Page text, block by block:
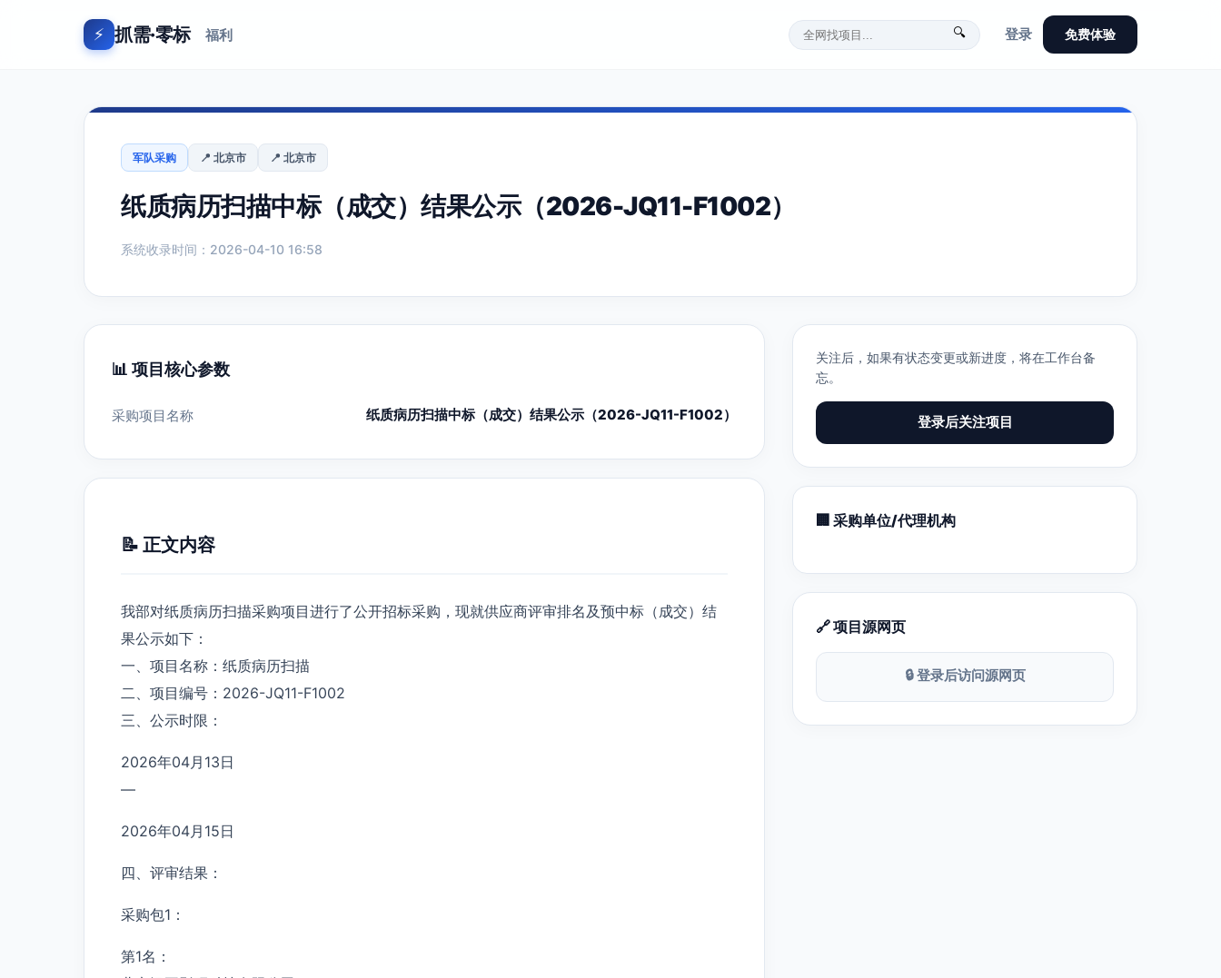
⚡ 抓需·零标 福利 🔍 登录 免费体验
军队采购 📍 北京市 📍 北京市
纸质病历扫描中标（成交）结果公示（2026-JQ11-F1002）
系统收录时间：2026-04-10 16:58
📊 项目核心参数
采购项目名称 纸质病历扫描中标（成交）结果公示（2026-JQ11-F1002）
📝 正文内容
我部对纸质病历扫描采购项目进行了公开招标采购，现就供应商评审排名及预中标（成交）结
果公示如下：
一、项目名称：纸质病历扫描
二、项目编号：2026-JQ11-F1002
三、公示时限：
2026年04月13日
—
2026年04月15日
四、评审结果：
采购包1：
第1名：
关注后，如果有状态变更或新进度，将在工作台备
忘。
登录后关注项目
🏢 采购单位/代理机构
🔗 项目源网页
🔒 登录后访问源网页